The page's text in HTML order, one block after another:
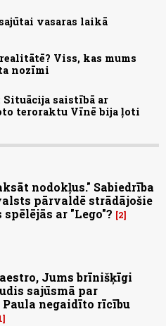
vasaras laikā
Viss, kas mums
nozīmi
saistībā ar
teroraktu Vīnē bija ļoti
nodokļus." Sabiedrība
pārvaldē strādājošie
ar "Lego"?
2
Jums brīnišķīgi
sajūsmā par
Paula negaidīto rīcību